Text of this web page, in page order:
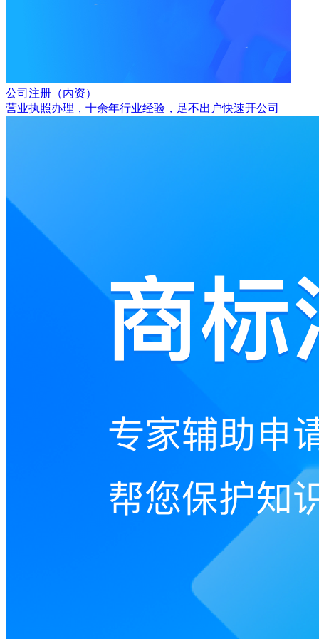
公司注册（内资）
营业执照办理，十余年行业经验，足不出户快速开公司